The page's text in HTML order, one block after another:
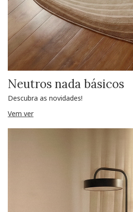
Neutros nada básicos
Descubra as novidades!
Vem ver